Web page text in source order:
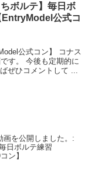
ボルテ】毎日ボ
EntryModel公式コ
公式コン】 コナス
す。 今後も定期的に
ぜひコメントして ...
画を公開しました。:
日ボルテ練習
ン】